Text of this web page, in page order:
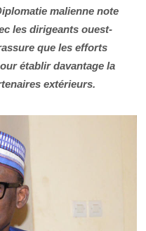
malienne note
les dirigeants ouest-
que les efforts
établir davantage la
extérieurs.